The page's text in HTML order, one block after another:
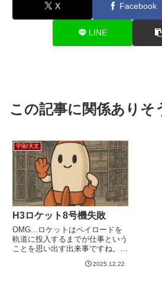
X Facebook
LINE
この記事に関係ありそ
宇宙/天文
H3ロケット8号機失敗
OMG...ロケットはペイロードを
軌道に投入するまでが仕事という
ことを思い出す出来事ですね。
H3ロケットの開発責任者でJAXA
2025.12.22